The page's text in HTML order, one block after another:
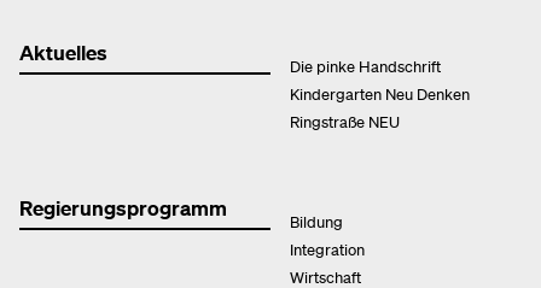
Aktuelles
Die pinke Handschrift
Kindergarten Neu Denken
Ringstraße NEU
Regierungsprogramm
Bildung
Integration
Wirtschaft